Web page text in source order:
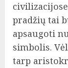
pradžių tai
apsaugoti
simbolis.
tarp